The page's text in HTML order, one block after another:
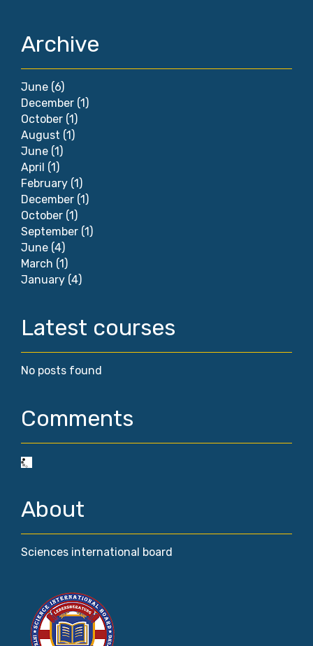
Archive
June (6)
December (1)
October (1)
August (1)
June (1)
April (1)
February (1)
December (1)
October (1)
September (1)
June (4)
March (1)
January (4)
Latest courses
No posts found
Comments
About
Sciences international board